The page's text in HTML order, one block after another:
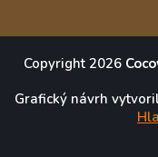
Copyright 2026
Grafický návrh